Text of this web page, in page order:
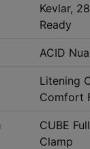
Kevlar,
Ready
ACID
Litening
Comfort
CUBE
Clamp